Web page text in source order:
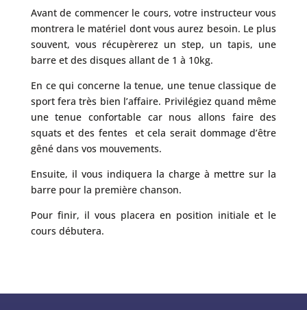
Avant de commencer le cours, votre instructeur vous
montrera le matériel dont vous aurez besoin. Le plus
souvent, vous récupèrerez un step, un tapis, une
barre et des disques allant de 1 à 10kg.
En ce qui concerne la tenue, une tenue classique de
sport fera très bien l’affaire. Privilégiez quand même
une tenue confortable car nous allons faire des
squats et des fentes et cela serait dommage d’être
gêné dans vos mouvements.
Ensuite, il vous indiquera la charge à mettre sur la
barre pour la première chanson.
Pour finir, il vous placera en position initiale et le
cours débutera.